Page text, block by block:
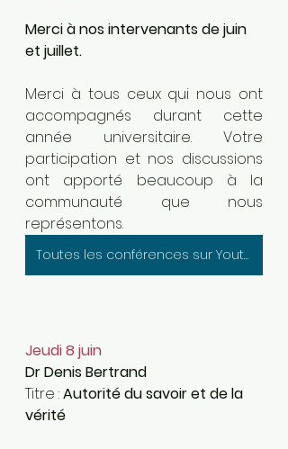
Merci à nos intervenants de juin
et juillet.
Merci à tous ceux qui nous ont
accompagnés durant cette
année universitaire. Votre
participation et nos discussions
ont apporté beaucoup à la
communauté que nous
représentons.
Toutes les conférences sur Youtube
Jeudi 8 juin
Dr Denis Bertrand
Titre : Autorité du savoir et de la
vérité